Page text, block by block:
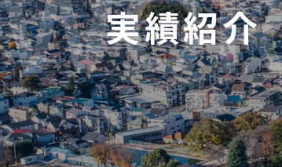
実績紹介